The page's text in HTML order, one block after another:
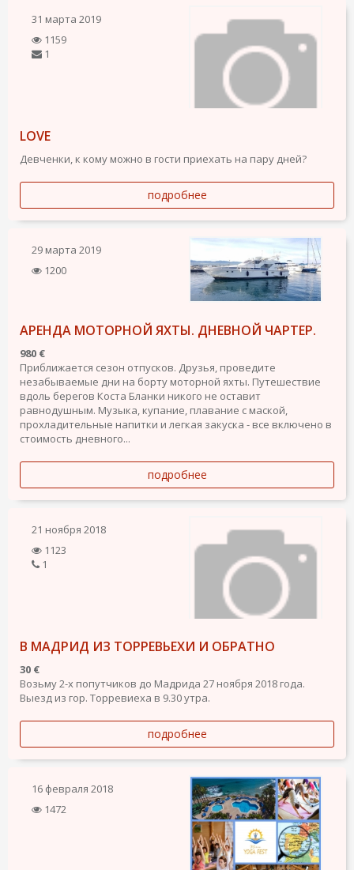
31 марта 2019
1159
1
LOVE
Девченки, к кому можно в гости приехать на пару дней?
подробнее
29 марта 2019
1200
АРЕНДА МОТОРНОЙ ЯХТЫ. ДНЕВНОЙ ЧАРТЕР.
980 €
Приближается сезон отпусков. Друзья, проведите
незабываемые дни на борту моторной яхты. Путешествие
вдоль берегов Коста Бланки никого не оставит
равнодушным. Музыка, купание, плавание с маской,
прохладительные напитки и легкая закуска - все включено в
стоимость дневного...
подробнее
21 ноября 2018
1123
1
В МАДРИД ИЗ ТОРРЕВЬЕХИ И ОБРАТНО
30 €
Возьму 2-х попутчиков до Мадрида 27 ноября 2018 года.
Выезд из гор. Торревиеха в 9.30 утра.
подробнее
16 февраля 2018
1472